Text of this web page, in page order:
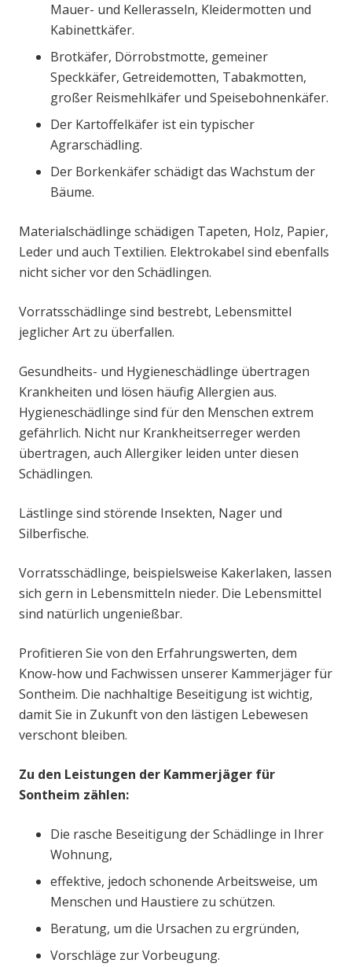
Mauer- und Kellerasseln, Kleidermotten und
Kabinettkäfer.
Brotkäfer, Dörrobstmotte, gemeiner
Speckkäfer, Getreidemotten, Tabakmotten,
großer Reismehlkäfer und Speisebohnenkäfer.
Der Kartoffelkäfer ist ein typischer
Agrarschädling.
Der Borkenkäfer schädigt das Wachstum der
Bäume.
Materialschädlinge schädigen Tapeten, Holz, Papier,
Leder und auch Textilien. Elektrokabel sind ebenfalls
nicht sicher vor den Schädlingen.
Vorratsschädlinge sind bestrebt, Lebensmittel
jeglicher Art zu überfallen.
Gesundheits- und Hygieneschädlinge übertragen
Krankheiten und lösen häufig Allergien aus.
Hygieneschädlinge sind für den Menschen extrem
gefährlich. Nicht nur Krankheitserreger werden
übertragen, auch Allergiker leiden unter diesen
Schädlingen.
Lästlinge sind störende Insekten, Nager und
Silberfische.
Vorratsschädlinge, beispielsweise Kakerlaken, lassen
sich gern in Lebensmitteln nieder. Die Lebensmittel
sind natürlich ungenießbar.
Profitieren Sie von den Erfahrungswerten, dem
Know-how und Fachwissen unserer Kammerjäger für
Sontheim. Die nachhaltige Beseitigung ist wichtig,
damit Sie in Zukunft von den lästigen Lebewesen
verschont bleiben.
Zu den Leistungen der Kammerjäger für
Sontheim zählen:
Die rasche Beseitigung der Schädlinge in Ihrer
Wohnung,
effektive, jedoch schonende Arbeitsweise, um
Menschen und Haustiere zu schützen.
Beratung, um die Ursachen zu ergründen,
Vorschläge zur Vorbeugung.